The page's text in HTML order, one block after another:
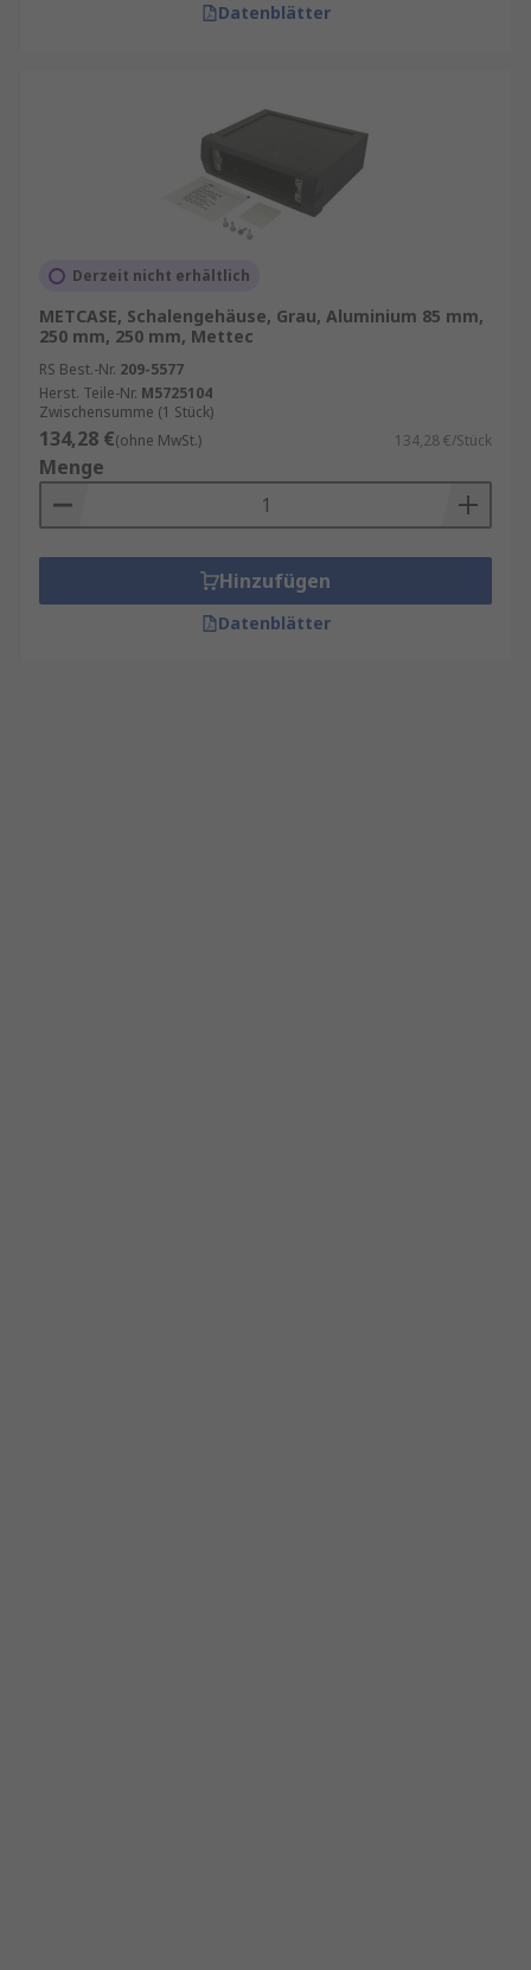
Datenblätter
Derzeit nicht erhältlich
METCASE, Schalengehäuse, Grau, Aluminium 85 mm,
250 mm, 250 mm, Mettec
RS Best.-Nr. 209-5577
Herst. Teile-Nr. M5725104
Zwischensumme (1 Stück)
134,28 €(ohne MwSt.) 134,28 €/Stück
Menge
Hinzufügen
Datenblätter